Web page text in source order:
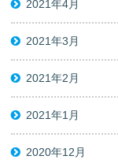
2021年4月
2021年3月
2021年2月
2021年1月
2020年12月